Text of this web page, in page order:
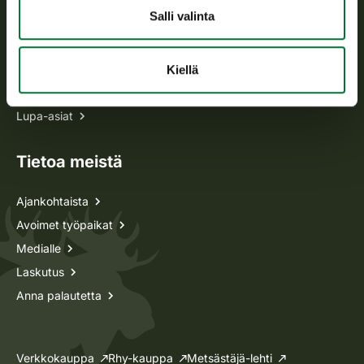
Salli valinta
Kiellä
Oma riista -asiat
Lupa-asiat
Tietoa meistä
Ajankohtaista
Avoimet työpaikat
Medialle
Laskutus
Anna palautetta
Verkkokauppa Rhy-kauppa Metsästäjä-lehti